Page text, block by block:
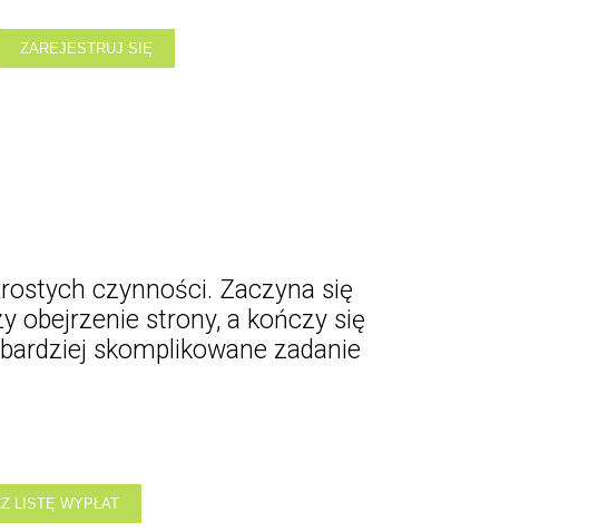
czynności. Zaczyna się
obejrzenie strony, a kończy się
skomplikowane zadanie